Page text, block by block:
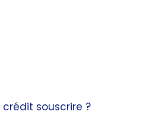
souscrire ?